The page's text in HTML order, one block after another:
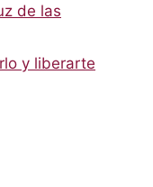
de las
y liberarte